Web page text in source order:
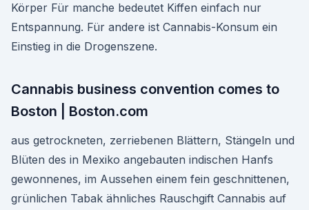
Körper Für manche bedeutet Kiffen einfach nur
Entspannung. Für andere ist Cannabis-Konsum ein
Einstieg in die Drogenszene.
Cannabis business convention comes to
Boston | Boston.com
aus getrockneten, zerriebenen Blättern, Stängeln und
Blüten des in Mexiko angebauten indischen Hanfs
gewonnenes, im Aussehen einem fein geschnittenen,
grünlichen Tabak ähnliches Rauschgift Cannabis auf